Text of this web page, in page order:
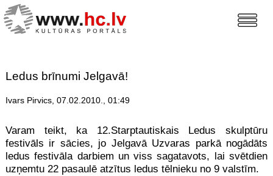
Ledus brīnumi Jelgavā!
Ivars Pirvics, 07.02.2010., 01:49
Varam teikt, ka 12.Starptautiskais Ledus skulptūru
festivāls ir sācies, jo Jelgavā Uzvaras parkā nogādāts
ledus festivāla darbiem un viss sagatavots, lai svētdien
uzņemtu 22 pasaulē atzītus ledus tēlnieku no 9 valstīm.